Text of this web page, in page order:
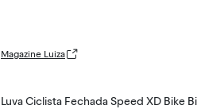
Magazine Luiza
Luva Ciclista Fechada Speed XD Bike Bi